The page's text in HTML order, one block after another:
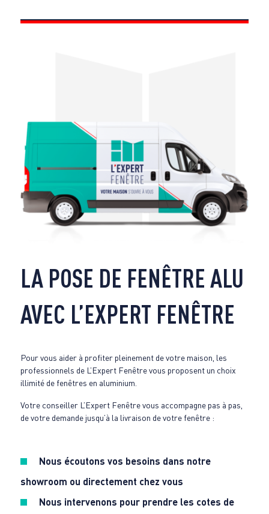
LA POSE DE FENÊTRE ALU
AVEC L’EXPERT FENÊTRE
Pour vous aider à profiter pleinement de votre maison, les
professionnels de L’Expert Fenêtre vous proposent un choix
illimité de fenêtres en aluminium.
Votre conseiller L’Expert Fenêtre vous accompagne pas à pas,
de votre demande jusqu’à la livraison de votre fenêtre :
Nous écoutons vos besoins dans notre
showroom ou directement chez vous
Nous intervenons pour prendre les cotes de